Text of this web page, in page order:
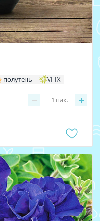
полутень VI-IX
− +
1 пак.